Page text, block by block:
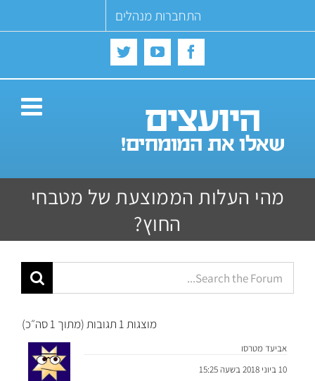
התחברות מנהלים
Facebook
YouTube
Twitter
מהי העלות הממוצעת של מטבחי
החוץ?
מוצגות 1 תגובות (מתוך 1 סה״כ)
אביעד מטרסו
10 ביוני 2018 בשעה 15:25